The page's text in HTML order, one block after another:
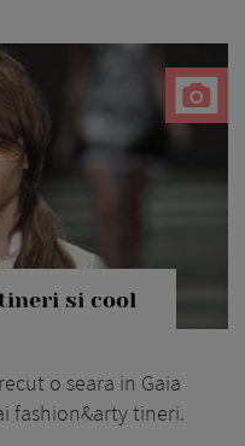
si cool
o seara in Gaia
fashion&arty tineri.